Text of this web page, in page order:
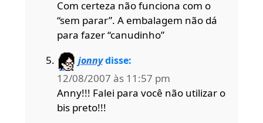
Com certeza não funciona com o
“sem parar”. A embalagem não dá
para fazer “canudinho”
jonny disse:
12/08/2007 às 11:57 pm
Anny!!! Falei para você não utilizar o
bis preto!!!